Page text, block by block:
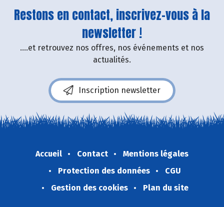
Restons en contact, inscrivez-vous à la
newsletter !
....et retrouvez nos offres, nos événements et nos
actualités.
Inscription newsletter
Accueil Contact
Mentions légales
Protection des données
CGU
Gestion des cookies
Plan du site